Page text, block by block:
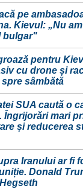
pe
Kievul: „Nu
bulgar"
pentru
cu drone și
sâmbătă
SUA caută o
Îngrijorări mari
și reducerea
Iranului ar fi
Donald